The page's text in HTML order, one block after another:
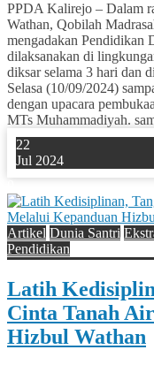
PPDA Kalirejo – Dalam
Wathan, Qobilah
mengadakan Pendidikan
dilaksanakan di
diksar selama 3 hari dan
Selasa (10/09/2024)
dengan upacara
MTs Muhammadiyah.
22
Jul 2024
Artikel Dunia Santri
Pendidikan
Latih
Cinta Tanah
Hizbul Wathan